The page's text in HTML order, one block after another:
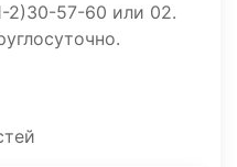
2)30-57-60 или 02.